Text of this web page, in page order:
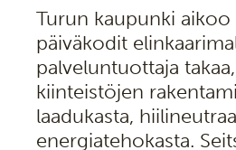
Turun kaupunki aikoo
päiväkodit
palveluntuottaja
kiinteistöjen
laadukasta,
energiatehokasta.